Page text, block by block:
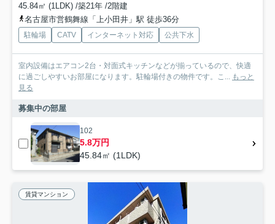
45.84㎡ (1LDK) /築21年 /2階建
名古屋市営鶴舞線「上小田井」駅 徒歩36分
駐輪場 CATV インターネット対応 公共下水
室内設備はエアコン2台・対面式キッチンなどが揃っているので、快適
に過ごしやすいお部屋になります。駐輪場付きの物件です。こ... もっと
見る
募集中の部屋
102
5.8万円
45.84㎡ (1LDK)
賃貸マンション